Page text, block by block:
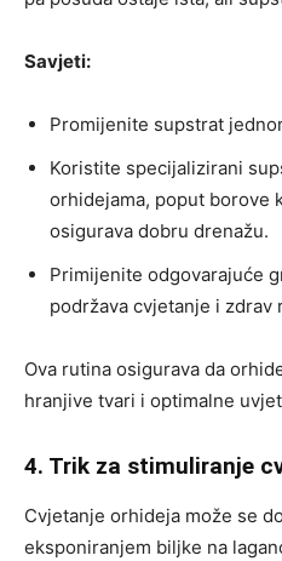
Savjeti:
Promijenite supstrat
Koristite specijalizirani
orhidejama, poput borove
osigurava dobru drenažu.
Primijenite odgovarajuće
podržava cvjetanje i zdrav
Ova rutina osigurava da
hranjive tvari i optimalne
4. Trik za stimuliranje
Cvjetanje orhideja može se
eksponiranjem biljke na